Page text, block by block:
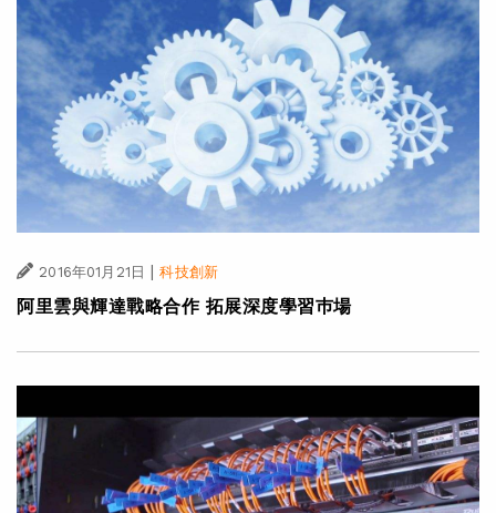
2016年01月21日 | 科技創新
阿里雲與輝達戰略合作 拓展深度學習巿場